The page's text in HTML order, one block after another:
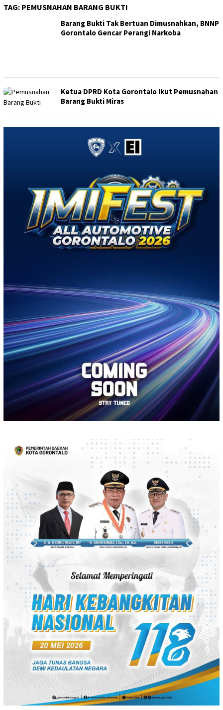
TAG: PEMUSNAHAN BARANG BUKTI
Barang Bukti Tak Bertuan Dimusnahkan, BNNP
Gorontalo Gencar Perangi Narkoba
Ketua DPRD Kota Gorontalo Ikut Pemusnahan
Barang Bukti Miras